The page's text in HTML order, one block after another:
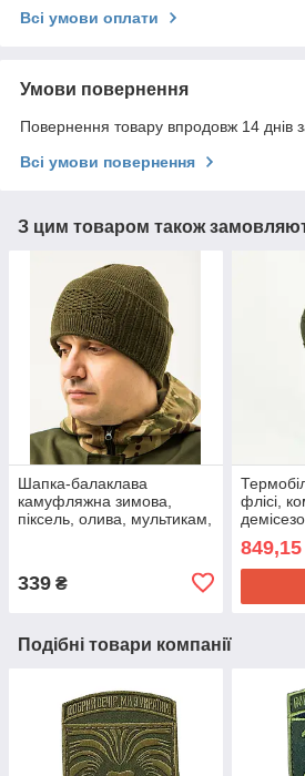
Всі умови оплати
Умови повернення
Повернення товару впродовж 14 днів
Всі умови повернення
З цим товаром також
Шапка-балаклава
камуфляжна зимова,
піксель, олива, мультикам,
339 ₴
флісі,
р-р
849,15
Подібні товари компанії